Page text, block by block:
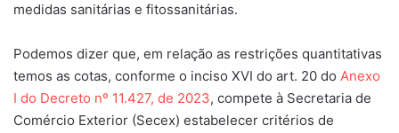
medidas sanitárias e fitossanitárias.
Podemos dizer que, em relação as restrições quantitativas
temos as cotas, conforme o inciso XVI do art. 20 do Anexo
I do Decreto nº 11.427, de 2023, compete à Secretaria de
Comércio Exterior (Secex) estabelecer critérios de